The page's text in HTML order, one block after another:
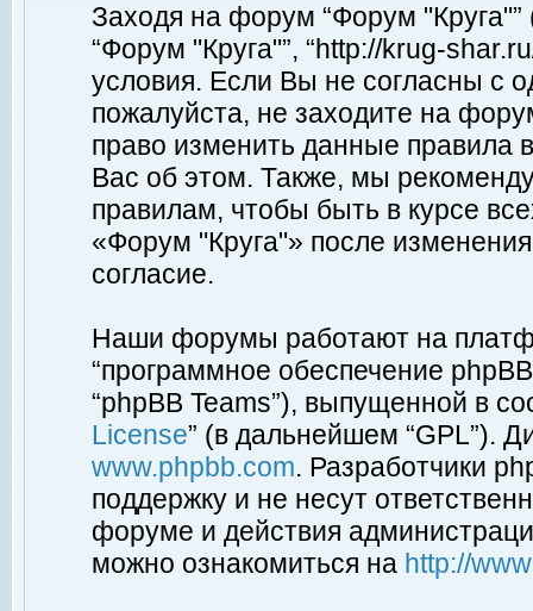
Заходя на форум “Форум
“Форум "Круга"”, “http://krug-
условия. Если Вы не согласны с
пожалуйста, не заходите на
право изменить данные правила
Вас об этом. Также, мы
правилам, чтобы быть в курсе
«Форум "Круга"» после
согласие.
Наши форумы работают на
“программное обеспечение
“phpBB Teams”), выпущенной в
License” (в дальнейшем “GPL”).
www.phpbb.com. Разработчики
поддержку и не несут
форуме и действия
можно ознакомиться на http://